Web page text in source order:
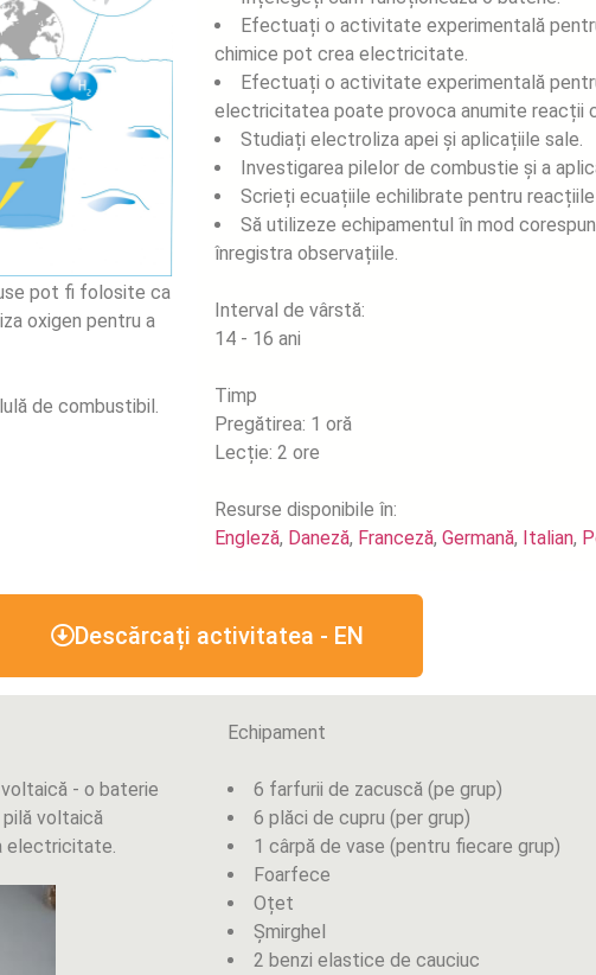
pot fi folosite ca
oxigen pentru a
de combustibil.
Efectuați o activitate experimentală
chimice pot crea electricitate.
Efectuați o activitate experimentală
electricitatea poate provoca anumite reacții
Studiați electroliza apei și aplicațiile sale.
Investigarea pilelor de combustie și a
Scrieți ecuațiile echilibrate pentru reacțiile
Să utilizeze echipamentul în mod
înregistra observațiile.
Interval de vârstă:
14 - 16 ani
Timp
Pregătirea: 1 oră
Lecție: 2 ore
Resurse disponibile în:
Engleză, Daneză, Franceză,Germană, Italian,
Descărcați activitatea - EN
- o baterie
voltaică
electricitate.
Echipament
6 farfurii de zacuscă (pe grup)
6 plăci de cupru (per grup)
1 cârpă de vase (pentru fiecare grup)
Foarfece
Oțet
Șmirghel
2 benzi elastice de cauciuc